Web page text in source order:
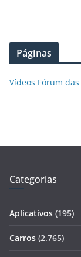
Páginas
Vídeos Fórum
Categorias
Aplicativos (195)
Carros (2.765)